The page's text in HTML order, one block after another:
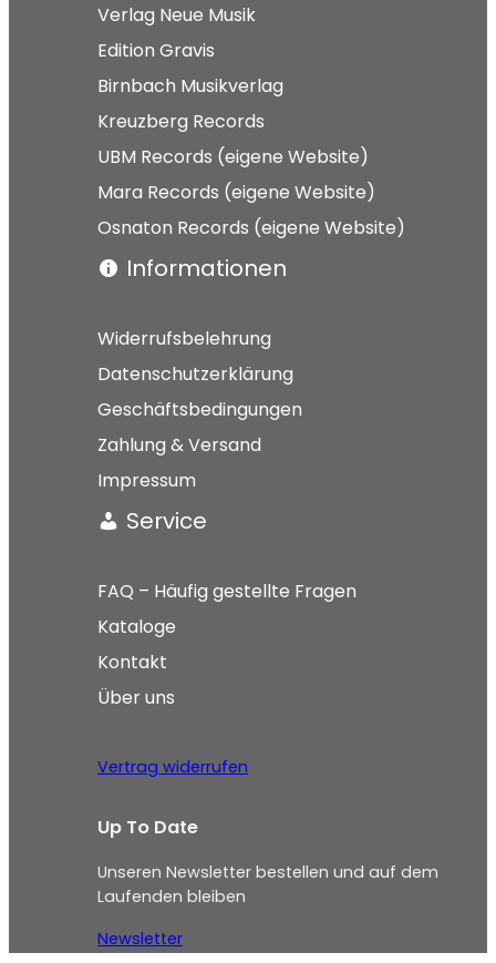
Verlag Neue Musik
Edition Gravis
Birnbach Musikverlag
Kreuzberg Records
UBM Records (eigene Website)
Mara Records (eigene Website)
Osnaton Records (eigene Website)
Informationen
Widerrufsbelehrung
Datenschutzerklärung
Geschäftsbedingungen
Zahlung & Versand
Impressum
Service
FAQ – Häufig gestellte Fragen
Kataloge
Kontakt
Über uns
Vertrag widerrufen
Up To Date
Unseren Newsletter bestellen und auf dem
Laufenden bleiben
Newsletter